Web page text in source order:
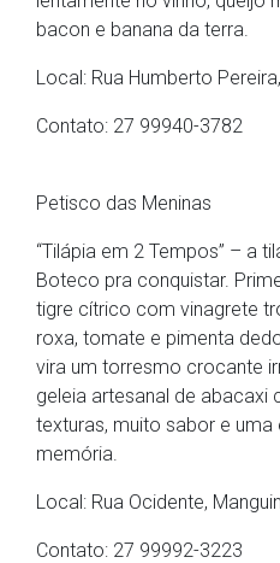
bacon e banana da terra.
Local: Rua Humberto
Contato: 27 99940-3782
Petisco das Meninas
“Tilápia em 2 Tempos” – a
Boteco pra conquistar.
tigre cítrico com vinagrete
roxa, tomate e pimenta
vira um torresmo crocante
geleia artesanal de abacaxi
texturas, muito sabor e
memória.
Local: Rua Ocidente,
Contato: 27 99992-3223